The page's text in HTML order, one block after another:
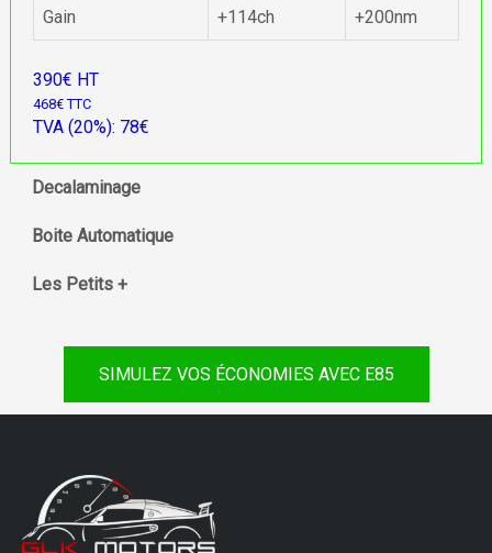
Gain +114ch +200nm
390€ HT
468€ TTC
TVA (20%): 78€
Decalaminage
Boite Automatique
Les Petits +
SIMULEZ VOS ÉCONOMIES AVEC E85